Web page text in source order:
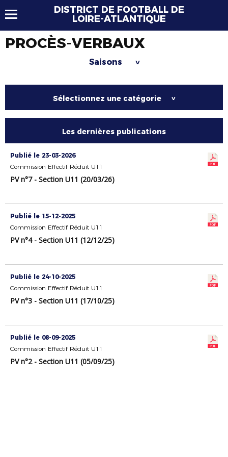
DISTRICT DE FOOTBALL DE
LOIRE-ATLANTIQUE
PROCÈS-VERBAUX
Saisons >
Sélectionnez une catégorie >
Les dernières publications
Publié le 23-03-2026
Commission Effectif Réduit U11
PV n°7 - Section U11 (20/03/26)
Publié le 15-12-2025
Commission Effectif Réduit U11
PV n°4 - Section U11 (12/12/25)
Publié le 24-10-2025
Commission Effectif Réduit U11
PV n°3 - Section U11 (17/10/25)
Publié le 08-09-2025
Commission Effectif Réduit U11
PV n°2 - Section U11 (05/09/25)